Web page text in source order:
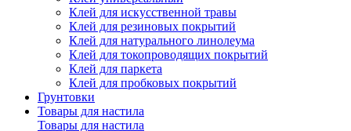
Клей для искусственной травы
Клей для резиновых покрытий
Клей для натурального линолеума
Клей для токопроводящих покрытий
Клей для паркета
Клей для пробковых покрытий
Грунтовки
Товары для настила
Товары для настила